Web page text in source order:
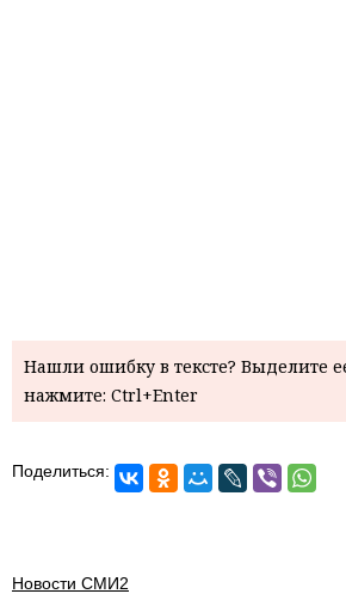
Нашли ошибку в тексте? Выделите
нажмите: Ctrl+Enter
Поделиться:
Новости СМИ2